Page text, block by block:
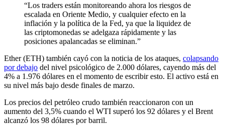
“Los traders están monitoreando ahora los riesgos de
escalada en Oriente Medio, y cualquier efecto en la
inflación y la política de la Fed, ya que la liquidez de
las criptomonedas se adelgaza rápidamente y las
posiciones apalancadas se eliminan.”
Ether (ETH) también cayó con la noticia de los ataques, colapsando
por debajo del nivel psicológico de 2.000 dólares, cayendo más del
4% a 1.976 dólares en el momento de escribir esto. El activo está en
su nivel más bajo desde finales de marzo.
Los precios del petróleo crudo también reaccionaron con un
aumento del 3,5% cuando el WTI superó los 92 dólares y el Brent
alcanzó los 98 dólares por barril.